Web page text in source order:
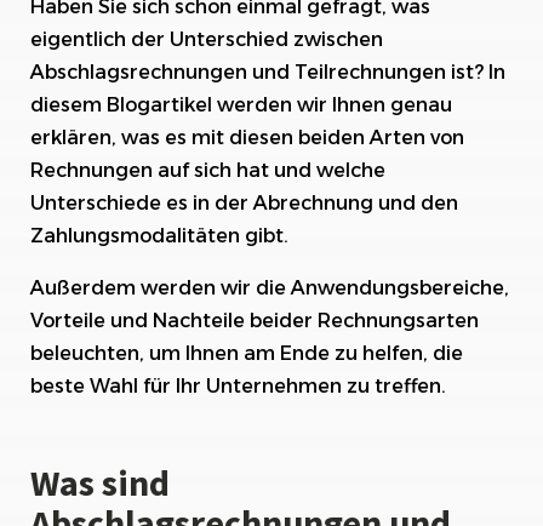
Definition und Zweck von Abschlagsrechnungen
Definition und Zweck von Teilrechnungen
Unterschiede in der Abrechnung und
Zahlungsmodalitäten
Anwendungsbereiche von
Abschlagsrechnungen
Vorteile und Nachteile von
Abschlagsrechnungen
Haben Sie sich schon einmal gefragt, was
eigentlich der Unterschied zwischen
Abschlagsrechnungen und Teilrechnungen ist? In
diesem Blogartikel werden wir Ihnen genau
erklären, was es mit diesen beiden Arten von
Rechnungen auf sich hat und welche
Unterschiede es in der Abrechnung und den
Zahlungsmodalitäten gibt.
Außerdem werden wir die Anwendungsbereiche,
Vorteile und Nachteile beider Rechnungsarten
beleuchten, um Ihnen am Ende zu helfen, die
beste Wahl für Ihr Unternehmen zu treffen.
Was sind